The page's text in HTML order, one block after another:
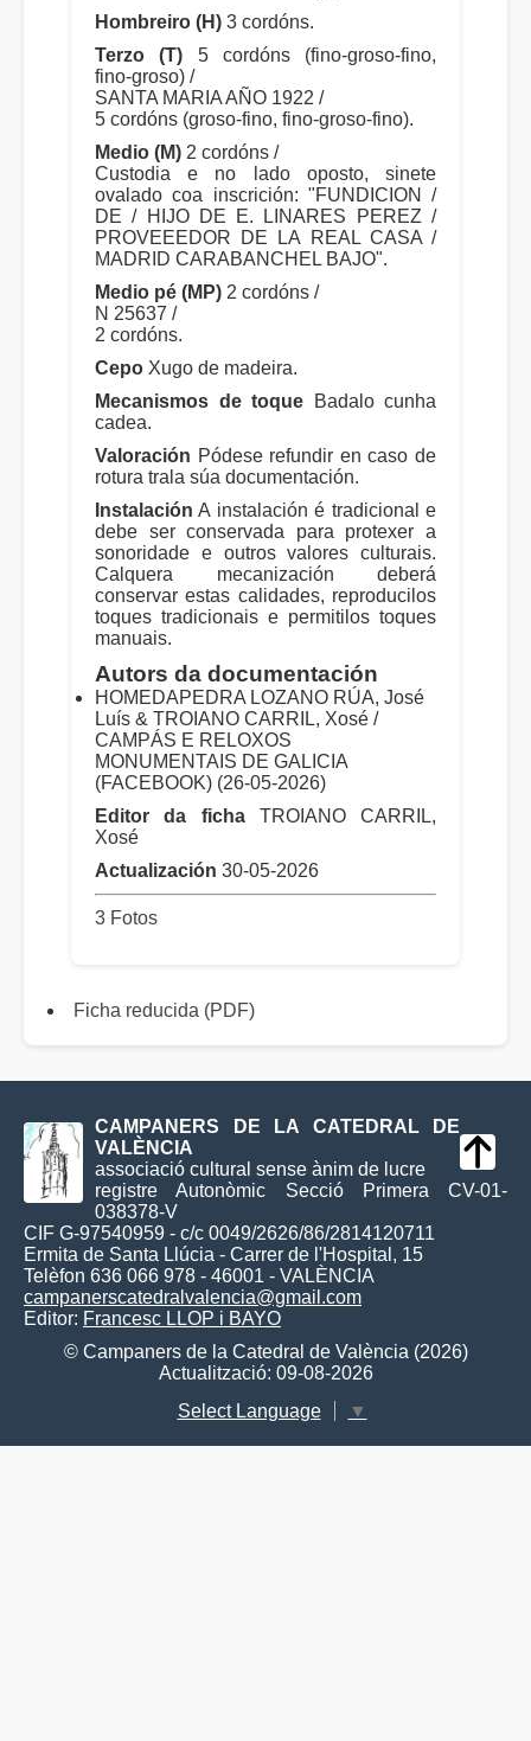
Hombreiro (H) 3 cordóns.
Terzo (T) 5 cordóns (fino-groso-fino,
fino-groso) /
SANTA MARIA AÑO 1922 /
5 cordóns (groso-fino, fino-groso-fino).
Medio (M) 2 cordóns /
Custodia e no lado oposto, sinete
ovalado coa inscrición: "FUNDICION /
DE / HIJO DE E. LINARES PEREZ /
PROVEEEDOR DE LA REAL CASA /
MADRID CARABANCHEL BAJO".
Medio pé (MP) 2 cordóns /
N 25637 /
2 cordóns.
Cepo Xugo de madeira.
Mecanismos de toque Badalo cunha
cadea.
Valoración Pódese refundir en caso de
rotura trala súa documentación.
Instalación A instalación é tradicional e
debe ser conservada para protexer a
sonoridade e outros valores culturais.
Calquera mecanización deberá
conservar estas calidades, reproducilos
toques tradicionais e permitilos toques
manuais.
Autors da documentación
HOMEDAPEDRA LOZANO RÚA, José
Luís & TROIANO CARRIL, Xosé /
CAMPÁS E RELOXOS
MONUMENTAIS DE GALICIA
(FACEBOOK) (26-05-2026)
Editor da fichaTROIANO CARRIL,
Xosé
Actualización 30-05-2026
3 Fotos
Ficha reducida (PDF)
CAMPANERS DE LA CATEDRAL DE
VALÈNCIA
associació cultural sense ànim de lucre
registre Autonòmic Secció Primera CV-01-
038378-V
CIF G-97540959 - c/c 0049/2626/86/2814120711
Ermita de Santa Llúcia - Carrer de l'Hospital, 15
Telèfon 636 066 978 - 46001 - VALÈNCIA
campanerscatedralvalencia@gmail.com
Editor: Francesc LLOP i BAYO
© Campaners de la Catedral de València (2026)
Actualització: 09-08-2026
Select Language
▼